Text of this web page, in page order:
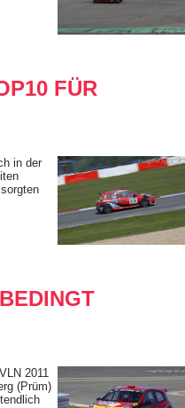
FÜR
in der
2011
(Prüm)